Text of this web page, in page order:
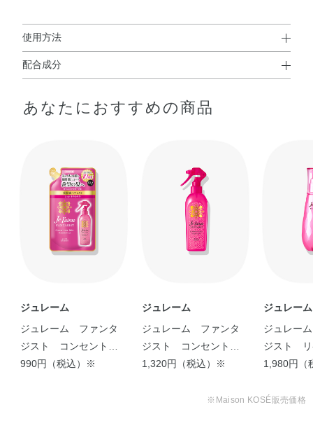
使用方法
使用方法
●髪全体にスプレーし、手ぐしやブラシでととのえてください。
●衛生のために、つめかえる際にはボトル容器の内側とポンプ部分を
水道水でよく洗い、よく乾かしてください。
●１度に全量をつめかえてください。
●他の製品や水を混ぜないでください。
配合成分
キシ）ヒドロキシプロピル加水分解シルク・イソステアロ
アリン酸PEG－50水添ヒマシ油・イソステアリン酸デキス
トリン・クエン酸・グリセリン・ジココイルエチルヒドロ
キシエチルモニウムメトサルフェート・ジココジモニウム
クロリド・スクワラン・ステアリン酸グリセリル・ステア
ルトリモニウムクロリド・セテアリルアルコール・セテス
キシエタノール・メチルパラベン・香料
あなたにおすすめの商品
ジュレーム
ジュレーム ファンタ
ジスト コンセントレ
ートミスト （しっと
990円（税込）※
ジュレーム
ジュレーム ファンタ
ジスト コンセントレ
ートミスト （さらさ
1,320円（税込）※
ジュレーム
ジュレー
ジスト リ
ンシブセ
1,980円（
※Maison KOSÉ販売価格